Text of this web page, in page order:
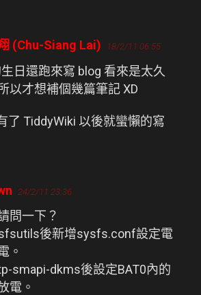
(Chu-Siang Lai) 18/2/11 06:55
日還跑來寫 blog 看來是太久
以才想補個幾篇筆記 XD
了 TiddyWiki 以後就蠻懶的寫
24/2/11 23:36
問一下？
後新增sysfs.conf設定電
。
smapi-dkms後設定BAT0內的
電。